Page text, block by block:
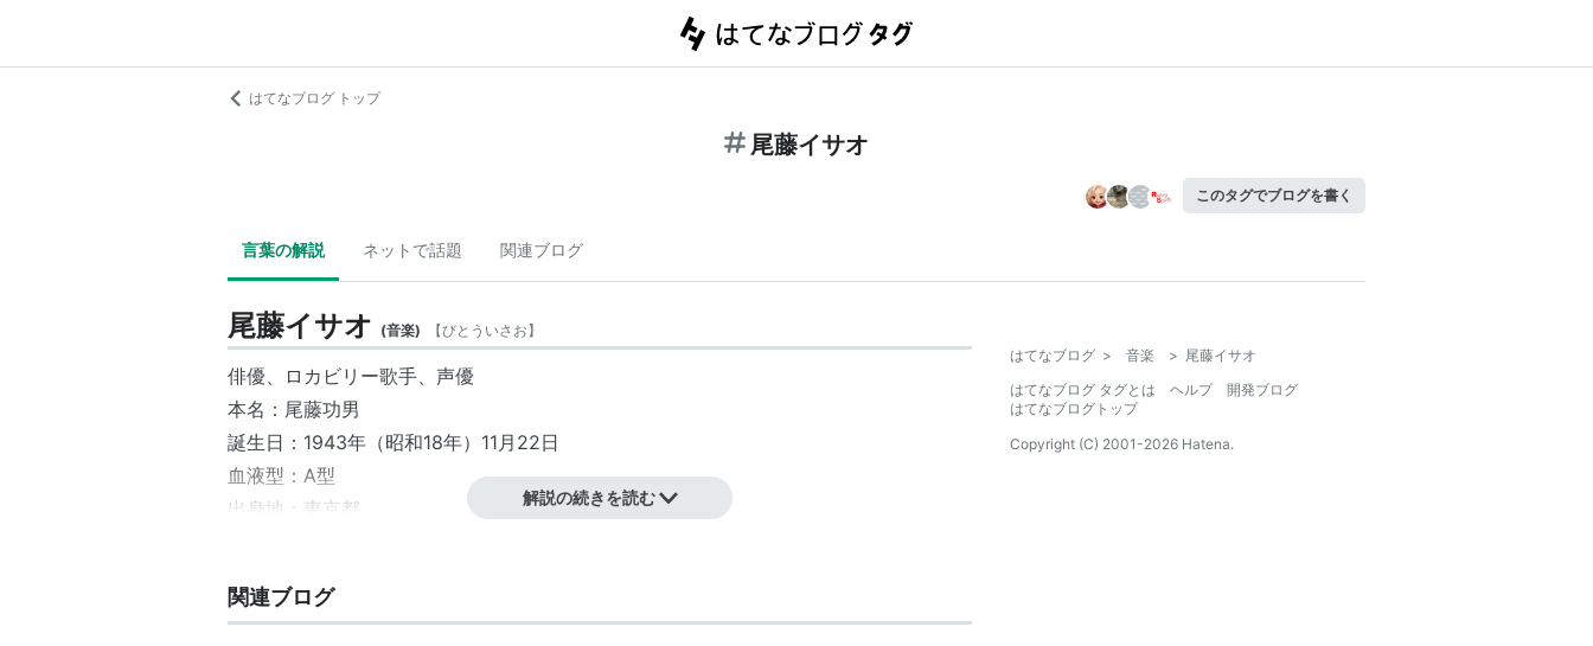
はてなブログ トップ
尾藤イサオ
このタグでブログを書く
言葉の解説 ネットで話題 関連ブログ
尾藤イサオ (音楽) 【びとういさお】
俳優、ロカビリー歌手、声優
本名：尾藤功男
誕生日：1943年（昭和18年）11月22日
血液型：A型
出身地：東京都
1953年、9歳で曲芸師鏡小鉄の内弟子となる。
解説の続きを読む
関連ブログ
はてなブログ > 音楽 > 尾藤イサオ
はてなブログ タグとは
ヘルプ
開発ブログ
はてなブログトップ
Copyright (C) 2001-2026 Hatena.